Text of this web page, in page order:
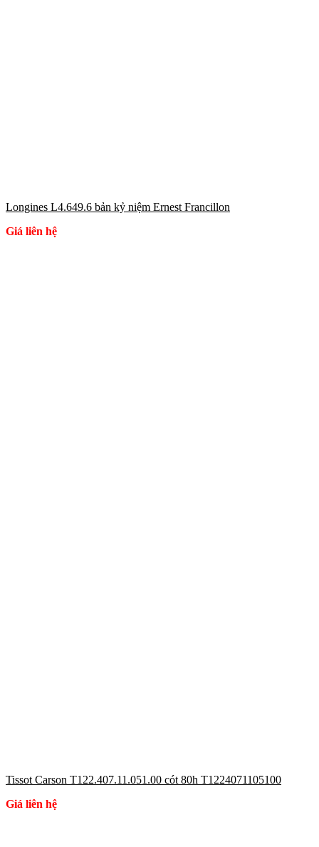
Longines L4.649.6 bản kỷ niệm Ernest Francillon
Giá liên hệ
Tissot Carson T122.407.11.051.00 cót 80h T1224071105100
Giá liên hệ